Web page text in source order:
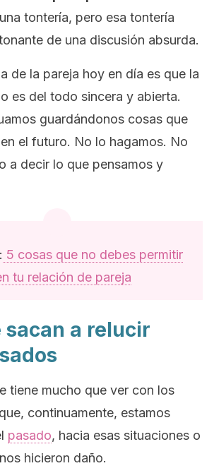
tontería, pero esa tontería
de una discusión absurda.
de la pareja hoy en día es que la
es del todo sincera y abierta.
guardándonos cosas que
el futuro. No lo hagamos. No
a decir lo que pensamos y
5 cosas que no debes permitir
tu relación de pareja
sacan a relucir
tiene mucho que ver con los
continuamente, estamos
pasado, hacia esas situaciones o
hicieron daño.